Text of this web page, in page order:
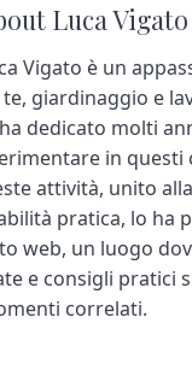
Luca Vigato
Vigato è un
te, giardinaggio e
dedicato molti
in questi
attività, unito
pratica, lo ha
web, un luogo
e consigli pratici
correlati.